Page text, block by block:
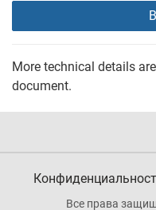
More technical details
document.
Все права